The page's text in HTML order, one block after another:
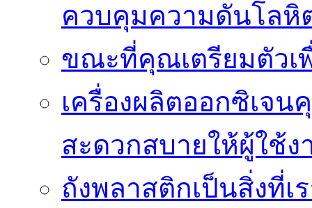
ควบคุมความดันโลหิ
ขณะที่คุณเตรียมตัวเ
เครื่องผลิตออกซิเจ
สะดวกสบายให้ผู้ใช้ง
ถังพลาสติกเป็นสิ่งที่